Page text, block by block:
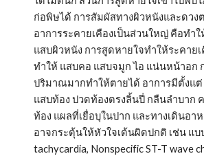
ก่อพิษได้ การสัมผัสทางผิวหนังและดวง
อาการระคายเคืองเป็นส่วนใหญ่ คือทำใ
แสบผิวหนัง การสูดหายใจทำให้ระคาย
ทำให้ แสบคอ แสบจมูก ไอ แน่นหน้าอก
ปริมาณมากทำให้ตายได้ อาการมีตั้งแ
แสบท้อง ปวดท้องตรงลิ้นปี่ กลืนลำบาก
ท้อง แผลที่เยื่อบุในปาก และทางเดินอา
อาจกระตุ้นให้หัวใจเต้นผิดปกติ เช่น แบ
tachycardia, Nonspecific ST-T wave